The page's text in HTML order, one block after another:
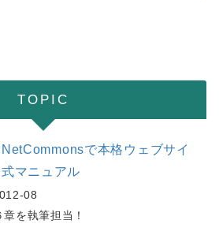
TOPIC
で本格ウェブサイ
マニュアル
08
を執筆担当！